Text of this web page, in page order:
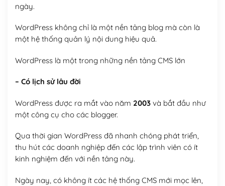
ngày.
WordPress không chỉ là một nền tảng blog mà còn là
một hệ thống quản lý nội dung hiệu quả.
WordPress là một trong những nền tảng CMS lớn
– Có lịch sử lâu đời
WordPress được ra mắt vào năm 2003và bắt đầu như
một công cụ cho các blogger.
Qua thời gian WordPress đã nhanh chóng phát triển,
thu hút các doanh nghiệp đến các lập trình viên có ít
kinh nghiệm đến với nền tảng này.
Ngày nay, có không ít các hệ thống CMS mới mọc lên,